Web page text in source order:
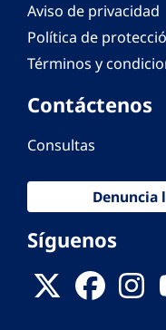
Aviso de privacidad
Política de
Términos y
Contáctenos
Consultas
Denuncia
Síguenos